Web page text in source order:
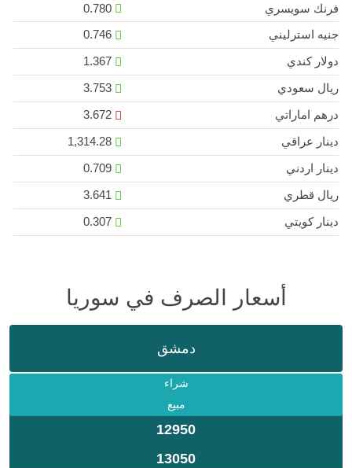
فرنك سويسري
0.780
جنيه استرليني
0.746
دولار كندي
1.367
ريال سعودي
3.753
درهم اماراتي
3.672
دينار عراقي
1,314.28
دينار اردني
0.709
ريال قطري
دينار كويتي
0.307
أسعار الصرف في سوريا
دمشق
شراء
مبيع
12950
13050